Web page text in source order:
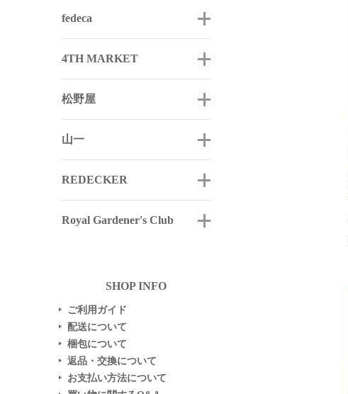
fedeca
4TH MARKET
松野屋
山一
REDECKER
Royal Gardener's Club
SHOP INFO
▶ ご利用ガイド
▶ 配送について
▶ 梱包について
▶ 返品・交換について
▶ お支払い方法について